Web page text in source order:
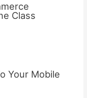
Class
Your Mobile